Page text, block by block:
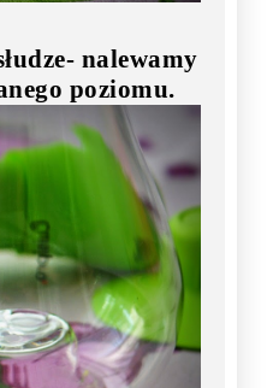
nalewamy
poziomu.